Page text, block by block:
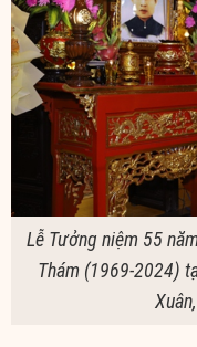
Lễ Tưởng niệm 55
Thám (1969-2024)